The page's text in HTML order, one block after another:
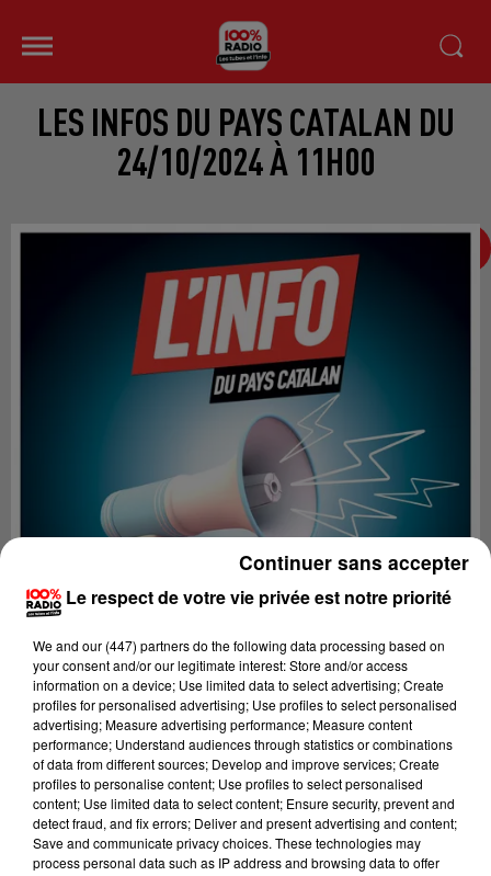
LES INFOS DU PAYS CATALAN DU
24/10/2024 À 11H00
Lecture (2 min 22 sec)
Le respect de votre vie privée est notre priorité
We and our (447) partnersdo the following data processing based on
your consent and/or our legitimate interest: Store and/or access
information on a device; Use limited data to select advertising; Create
profiles for personalised advertising; Use profiles to select personalised
advertising; Measure advertising performance; Measure content
performance; Understand audiences through statistics or combinations
of data from different sources; Develop and improve services; Create
profiles to personalise content; Use profiles to select personalised
content; Use limited data to select content; Ensure security, prevent and
detect fraud, and fix errors; Deliver and present advertising and content;
Save and communicate privacy choices. These technologies may
process personal data such as IP address and browsing data to offer
Continuer sans accepter